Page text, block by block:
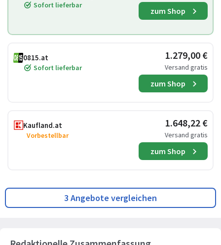
Sofort lieferbar
zum Shop
0815.at
Sofort lieferbar
1.279,00 €
Versand gratis
zum Shop
Kaufland.at
Vorbestellbar
1.648,22 €
Versand gratis
zum Shop
3 Angebote vergleichen